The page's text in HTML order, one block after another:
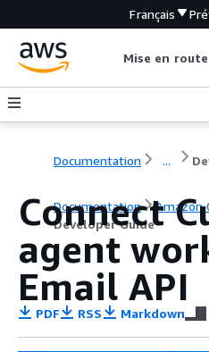
Français
Mise en route
Documentation ...
Documentation
Amazon
Developer Guide
Connect
agent
Email API
PDF RSS Markdown